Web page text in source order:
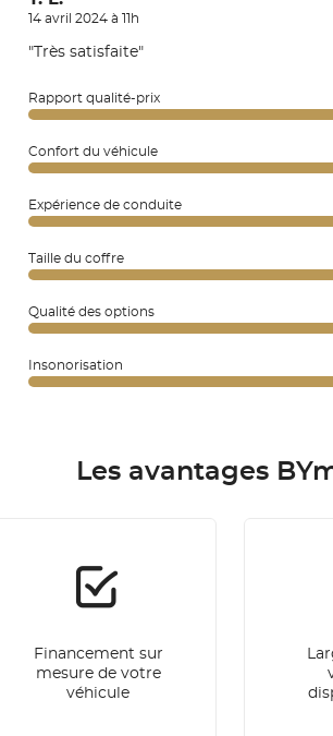
14 avril 2024 à 11h
"Très satisfaite"
Rapport qualité-prix
Confort du véhicule
Expérience de conduite
Taille du coffre
Qualité des options
Insonorisation
Les avantages
Financement sur
mesure de votre
véhicule